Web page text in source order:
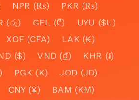
NPR (₨)
PKR (₨)
(රු) GEL (₾)
UYU ($U)
XOF (CFA)
LAK (₭)
($) VND (₫)
KHR (៛)
PGK (K)
JOD (JD)
CNY (¥)
BAM (KM)